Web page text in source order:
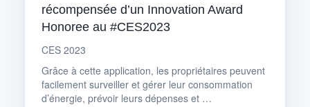
récompensée d’un Innovation Award
Honoree au #CES2023
CES 2023
Grâce à cette application, les propriétaires peuvent
facilement surveiller et gérer leur consommation
d’énergie, prévoir leurs dépenses et …